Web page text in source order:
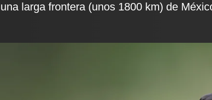
una larga frontera (unos 1800 km) de